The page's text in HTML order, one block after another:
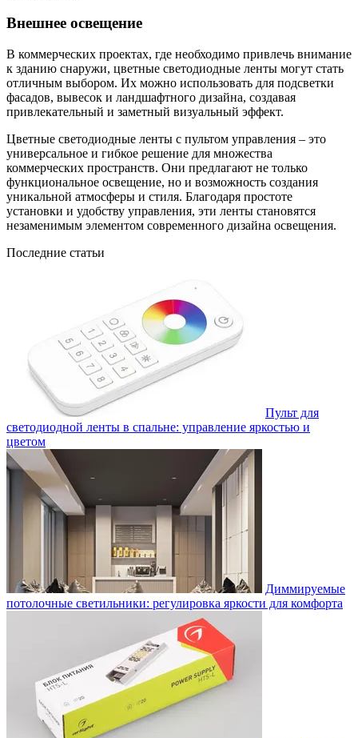
Внешнее освещение
В коммерческих проектах, где необходимо привлечь внимание
к зданию снаружи, цветные светодиодные ленты могут стать
отличным выбором. Их можно использовать для подсветки
фасадов, вывесок и ландшафтного дизайна, создавая
привлекательный и заметный визуальный эффект.
Цветные светодиодные ленты с пультом управления – это
универсальное и гибкое решение для множества
коммерческих пространств. Они предлагают не только
функциональное освещение, но и возможность создания
уникальной атмосферы и стиля. Благодаря простоте
установки и удобству управления, эти ленты становятся
незаменимым элементом современного дизайна освещения.
Последние статьи
Пульт для
светодиодной ленты в спальне: управление яркостью и
цветом
Диммируемые
потолочные светильники: регулировка яркости для комфорта